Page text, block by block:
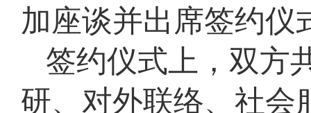
加座谈并出席签约仪
签约仪式上，双方
研、对外联络、社会